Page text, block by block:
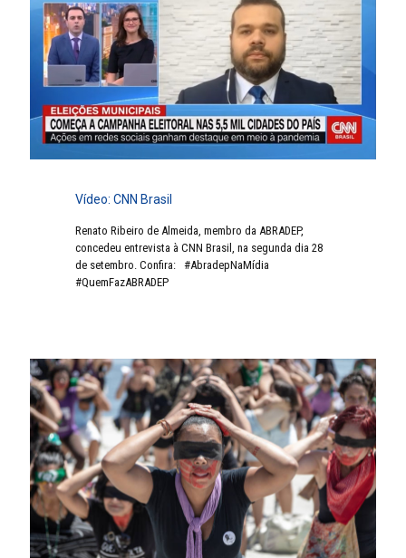
Vídeo: CNN Brasil
Renato Ribeiro de Almeida, membro da ABRADEP,
concedeu entrevista à CNN Brasil, na segunda dia 28
de setembro. Confira: #AbradepNaMídia
#QuemFazABRADEP